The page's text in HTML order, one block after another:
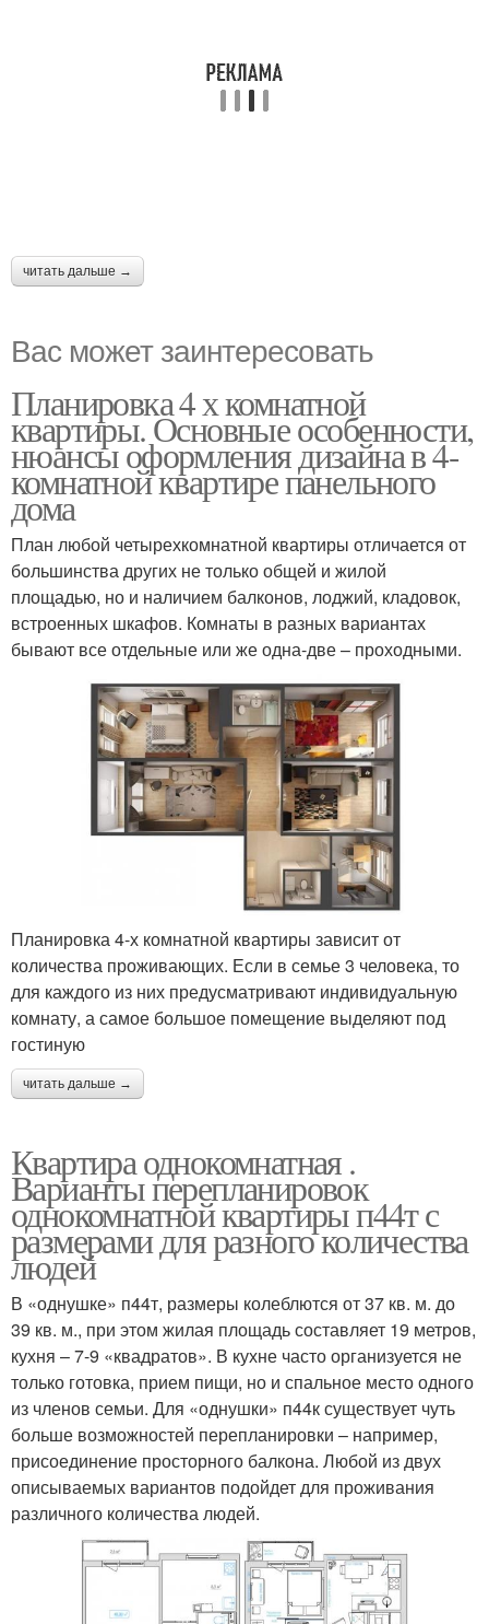
читать дальше →
Вас может заинтересовать
Планировка 4 х комнатной
квартиры. Основные особенности,
нюансы оформления дизайна в 4-
комнатной квартире панельного
дома
План любой четырехкомнатной квартиры отличается от
большинства других не только общей и жилой
площадью, но и наличием балконов, лоджий, кладовок,
встроенных шкафов. Комнаты в разных вариантах
бывают все отдельные или же одна-две – проходными.
Планировка 4-х комнатной квартиры зависит от
количества проживающих. Если в семье 3 человека, то
для каждого из них предусматривают индивидуальную
комнату, а самое большое помещение выделяют под
гостиную
читать дальше →
Квартира однокомнатная .
Варианты перепланировок
однокомнатной квартиры п44т с
размерами для разного количества
людей
В «однушке» п44т, размеры колеблются от 37 кв. м. до
39 кв. м., при этом жилая площадь составляет 19 метров,
кухня – 7-9 «квадратов». В кухне часто организуется не
только готовка, прием пищи, но и спальное место одного
из членов семьи. Для «однушки» п44к существует чуть
больше возможностей перепланировки – например,
присоединение просторного балкона. Любой из двух
описываемых вариантов подойдет для проживания
различного количества людей.